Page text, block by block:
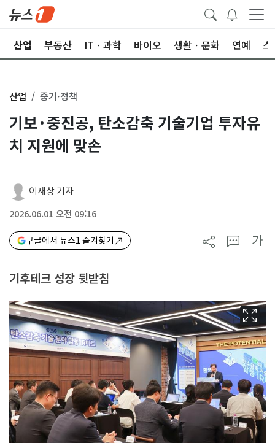
산업 부동산 ITㆍ과학 바이오 생활ㆍ문화 연예 스
산업 중기·정책
기보·중진공, 탄소감축 기술기업 투자유
치 지원에 맞손
이재상 기자
2026.06.01 오전 09:16
구글에서 뉴스1 즐겨찾기 가
기후테크 성장 뒷받침